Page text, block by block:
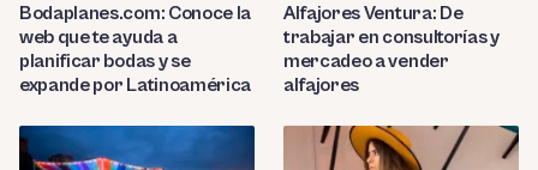
Bodaplanes.com: Conoce la
web que te ayuda a
planificar bodas y se
expande por Latinoamérica
Alfajores Ventura: De
trabajar en consultorías y
mercadeo a vender
alfajores